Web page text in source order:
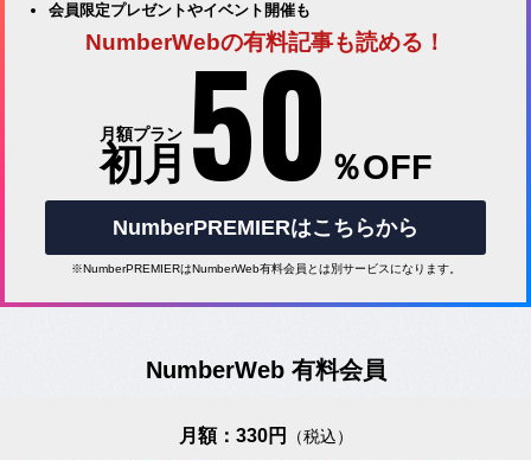
会員限定プレゼントやイベント開催も
NumberWebの有料記事も読める！
月額プラン
初月 50 ％OFF
NumberPREMIERはこちらから
※NumberPREMIERはNumberWeb有料会員とは別サービスになります。
NumberWeb 有料会員
月額：330円 （税込）